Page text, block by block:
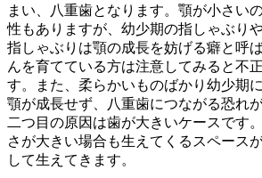
まい、八重歯となります。顎が小さい
性もありますが、幼少期の指しゃぶり
指しゃぶりは顎の成長を妨げる癖と呼
んを育てている方は注意してみると不
す。また、柔らかいものばかり幼少期
顎が成長せず、八重歯につながる恐れが
二つ目の原因は歯が大きいケースです
さが大きい場合も生えてくるスペース
して生えてきます。